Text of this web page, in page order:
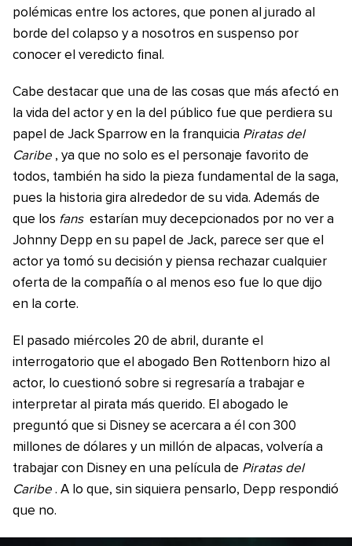
polémicas entre los actores, que ponen al jurado al
borde del colapso y a nosotros en suspenso por
conocer el veredicto final.
Cabe destacar que una de las cosas que más afectó en
la vida del actor y en la del público fue que perdiera su
papel de Jack Sparrow en la franquicia Piratas del
Caribe , ya que no solo es el personaje favorito de
todos, también ha sido la pieza fundamental de la saga,
pues la historia gira alrededor de su vida. Además de
que los fans estarían muy decepcionados por no ver a
Johnny Depp en su papel de Jack, parece ser que el
actor ya tomó su decisión y piensa rechazar cualquier
oferta de la compañía o al menos eso fue lo que dijo
en la corte.
El pasado miércoles 20 de abril, durante el
interrogatorio que el abogado Ben Rottenborn hizo al
actor, lo cuestionó sobre si regresaría a trabajar e
interpretar al pirata más querido. El abogado le
preguntó que si Disney se acercara a él con 300
millones de dólares y un millón de alpacas, volvería a
trabajar con Disney en una película de Piratas del
Caribe . A lo que, sin siquiera pensarlo, Depp respondió
que no.